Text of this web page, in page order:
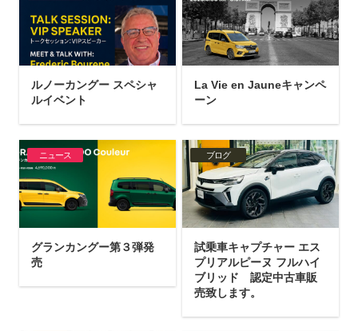
ルノーカングー スペシャ
ルイベント
La Vie en Jauneキャンペ
ーン
ニュース
グランカングー第３弾発
売
ブログ
試乗車キャプチャー エス
プリアルピーヌ フルハイ
ブリッド 認定中古車販
売致します。